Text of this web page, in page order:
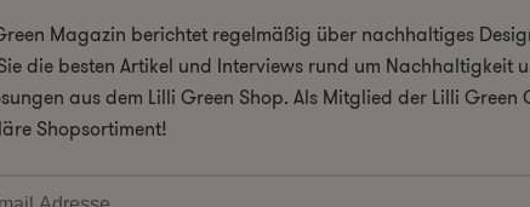
Magazin berichtet regelmäßig über nachhaltiges
die besten Artikel und Interviews rund um Nachhaltigkeit
aus dem Lilli Green Shop. Als Mitglied der Lilli
Shopsortiment!